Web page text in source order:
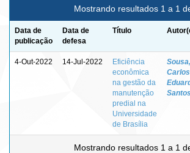
Mostrando resultados 1 a 1
Data de
publicação
Data de
defesa
Título
4-Out-2022 14-Jul-2022
Eficiência
econômica
na gestão da
manutenção
predial na
Universidade
de Brasília
Sousa,
Carlos
Santos
Mostrando resultados 1 a 1